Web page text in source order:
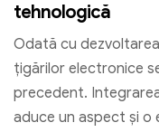
tehnologică
Odată cu
țigărilor electronice
precedent.
aduce un aspect și